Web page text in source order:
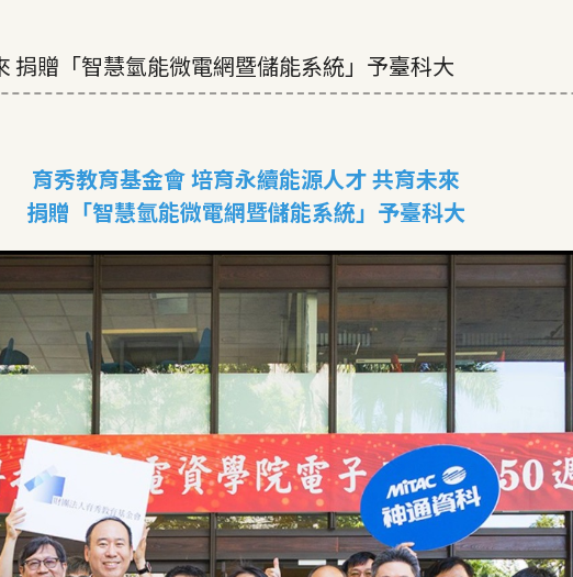
捐贈「智慧氫能微電網暨儲能系統」予臺科大
育秀教育基金會 培育永續能源人才 共育未來
捐贈「智慧氫能微電網暨儲能系統」予臺科大